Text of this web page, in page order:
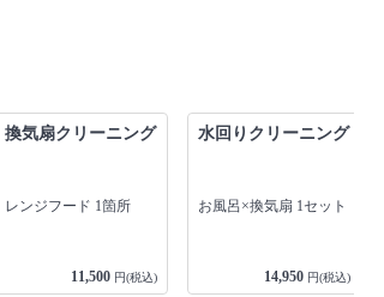
換気扇クリーニング
レンジフード 1箇所
11,500 円(税込)
水回りクリーニング
お風呂×換気扇 1セット
14,950 円(税込)